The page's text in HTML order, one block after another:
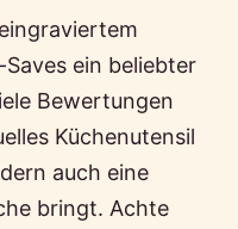
ein beliebter
Bewertungen
Küchenutensil
auch eine
bringt. Achte